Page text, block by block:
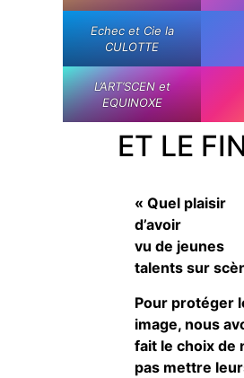
Echec et Cie la
CULOTTE
L’ART’SCEN et
EQUINOXE
ET LE
« Quel plaisir
d’avoir
vu de jeunes
talents sur
Pour protéger
image, nous
fait le choix de
pas mettre